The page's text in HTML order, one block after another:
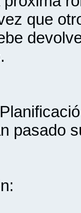
que
pasado